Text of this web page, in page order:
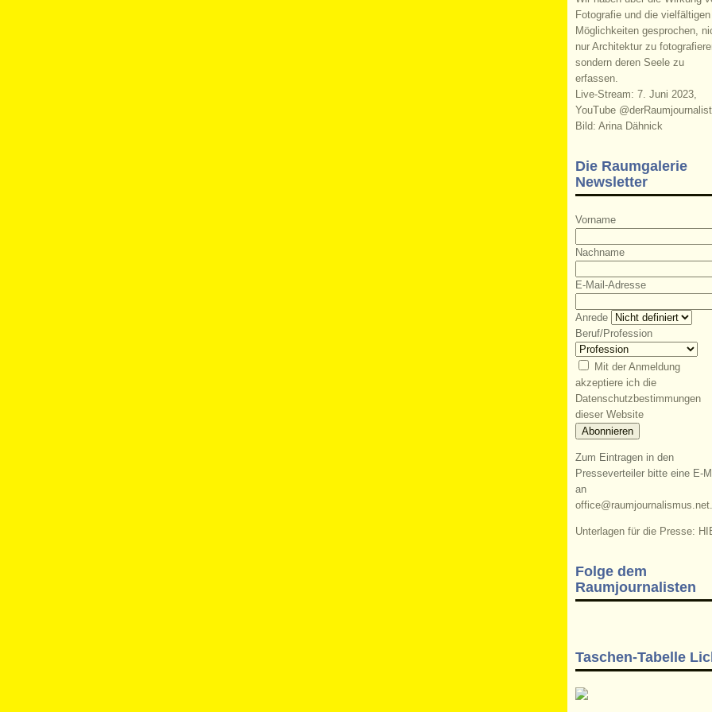
Fotografie und die vielfältigen
Möglichkeiten gesprochen,
nur Architektur zu
sondern deren Seele zu
erfassen.
Live-Stream: 7. Juni 2023,
YouTube
Bild: Arina Dähnick
Die Raumgalerie
Newsletter
Vorname
Nachname
E-Mail-Adresse
Anrede
Beruf/Profession
Mit der Anmeldung
akzeptiere ich die
Datenschutzbestimmungen
dieser Website
Zum Eintragen in den
Presseverteiler bitte eine E-
an
office@raumjournalismus.net.
Unterlagen für die Presse:
Folge dem
Raumjournalisten
Taschen-Tabelle